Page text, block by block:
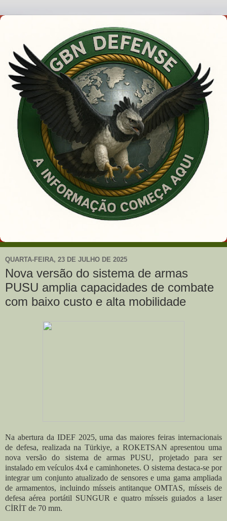
QUARTA-FEIRA, 23 DE JULHO DE 2025
Nova versão do sistema de armas
PUSU amplia capacidades de combate
com baixo custo e alta mobilidade
Na abertura da IDEF 2025, uma das maiores feiras internacionais
de defesa, realizada na Türkiye, a ROKETSAN apresentou uma
nova versão do sistema de armasPUSU, projetado para ser
instalado em veículos 4x4 e caminhonetes. O sistema destaca-se por
integrar um conjunto atualizado de sensores e uma gama ampliada
de armamentos, incluindo mísseis antitanqueOMTAS, mísseis de
defesa aérea portátil SUNGUR e quatro mísseis guiados a laser
CİRİT de 70 mm.